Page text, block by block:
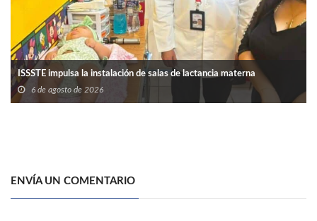
ISSSTE impulsa la instalación de salas de lactancia materna
6 de agosto de 2026
ENVÍA UN COMENTARIO